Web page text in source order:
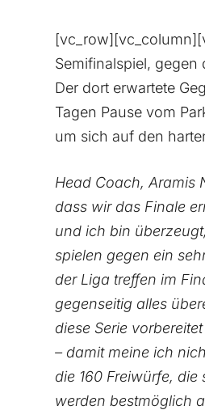
Semifinalspiel, gegen
Der dort erwartete
Tagen Pause vom
um sich auf den
Head Coach, Aramis
dass wir das Finale
und ich bin
spielen gegen ein
der Liga treffen im
gegenseitig alles
diese Serie
– damit meine ich
die 160 Freiwürfe,
werden bestmöglich